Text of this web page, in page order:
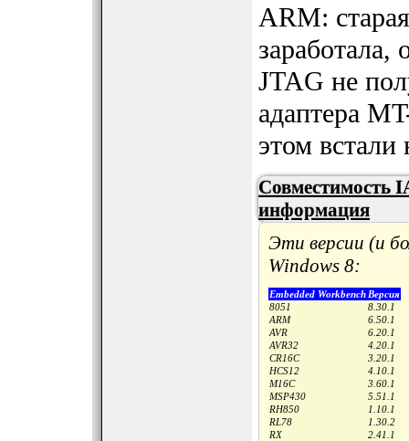
ARM:
заработала,
JTAG не
адаптера
этом
Совместимость
информация
Эти версии (и
Windows 8:
Embedded Workbench Версия
8051
8.30.1
ARM
6.50.1
AVR
6.20.1
AVR32
4.20.1
CR16C
3.20.1
HCS12
4.10.1
M16C
3.60.1
MSP430
5.51.1
RH850
1.10.1
RL78
1.30.2
RX
2.41.1